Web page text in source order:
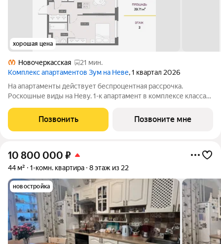
хорошая цена
Новочеркасская
21 мин.
Комплекс апартаментов Зум на Неве, 1 квартал 2026
На апартаменты действует беспроцентная рассрочка.
Роскошные виды на Неву. 1-к апартамент в комплексе класса
Предчистовая отделка. Зум на Неве расположен в новом
месте силы рядом с центром
Позвонить Позвоните мне
10 800 000 ₽
44 м² 1-комн. квартира 8 этаж из 22
новостройка